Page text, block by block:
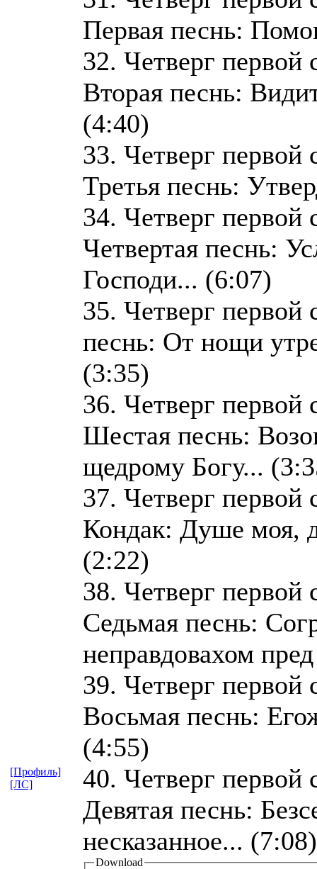
Первая песнь:
32. Четверг первой
Вторая песнь:
(4:40)
33. Четверг первой
Третья песнь:
34. Четверг первой
Четвертая песнь:
Господи... (6:07)
35. Четверг первой
песнь: От нощи
(3:35)
36. Четверг первой
Шестая песнь:
щедрому Богу...
37. Четверг первой
Кондак: Душе моя,
(2:22)
38. Четверг первой
Седьмая песнь:
неправдовахом
39. Четверг первой
Восьмая песнь:
(4:55)
40. Четверг первой
Девятая песнь:
несказанное... (7:08)
Download
[Профиль]
[ЛС]